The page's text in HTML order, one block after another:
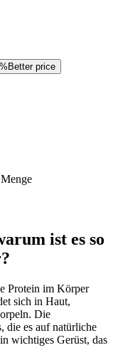
Better price
ist es so
Protein im Körper
sich in Haut,
Die
die es auf natürliche
wichtiges Gerüst, das